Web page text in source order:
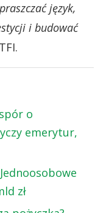
język,
i budować
o
emerytur,
zł